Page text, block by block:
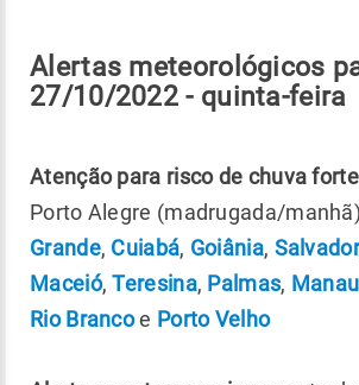
Alertas meteorológicos
27/10/2022 - quinta-feira
Atenção para risco de chuva
Porto Alegre (madrugada/
Grande, Cuiabá, Goiânia, Salvador
Maceió,Teresina, Palmas,
Rio Brancoe Porto Velho